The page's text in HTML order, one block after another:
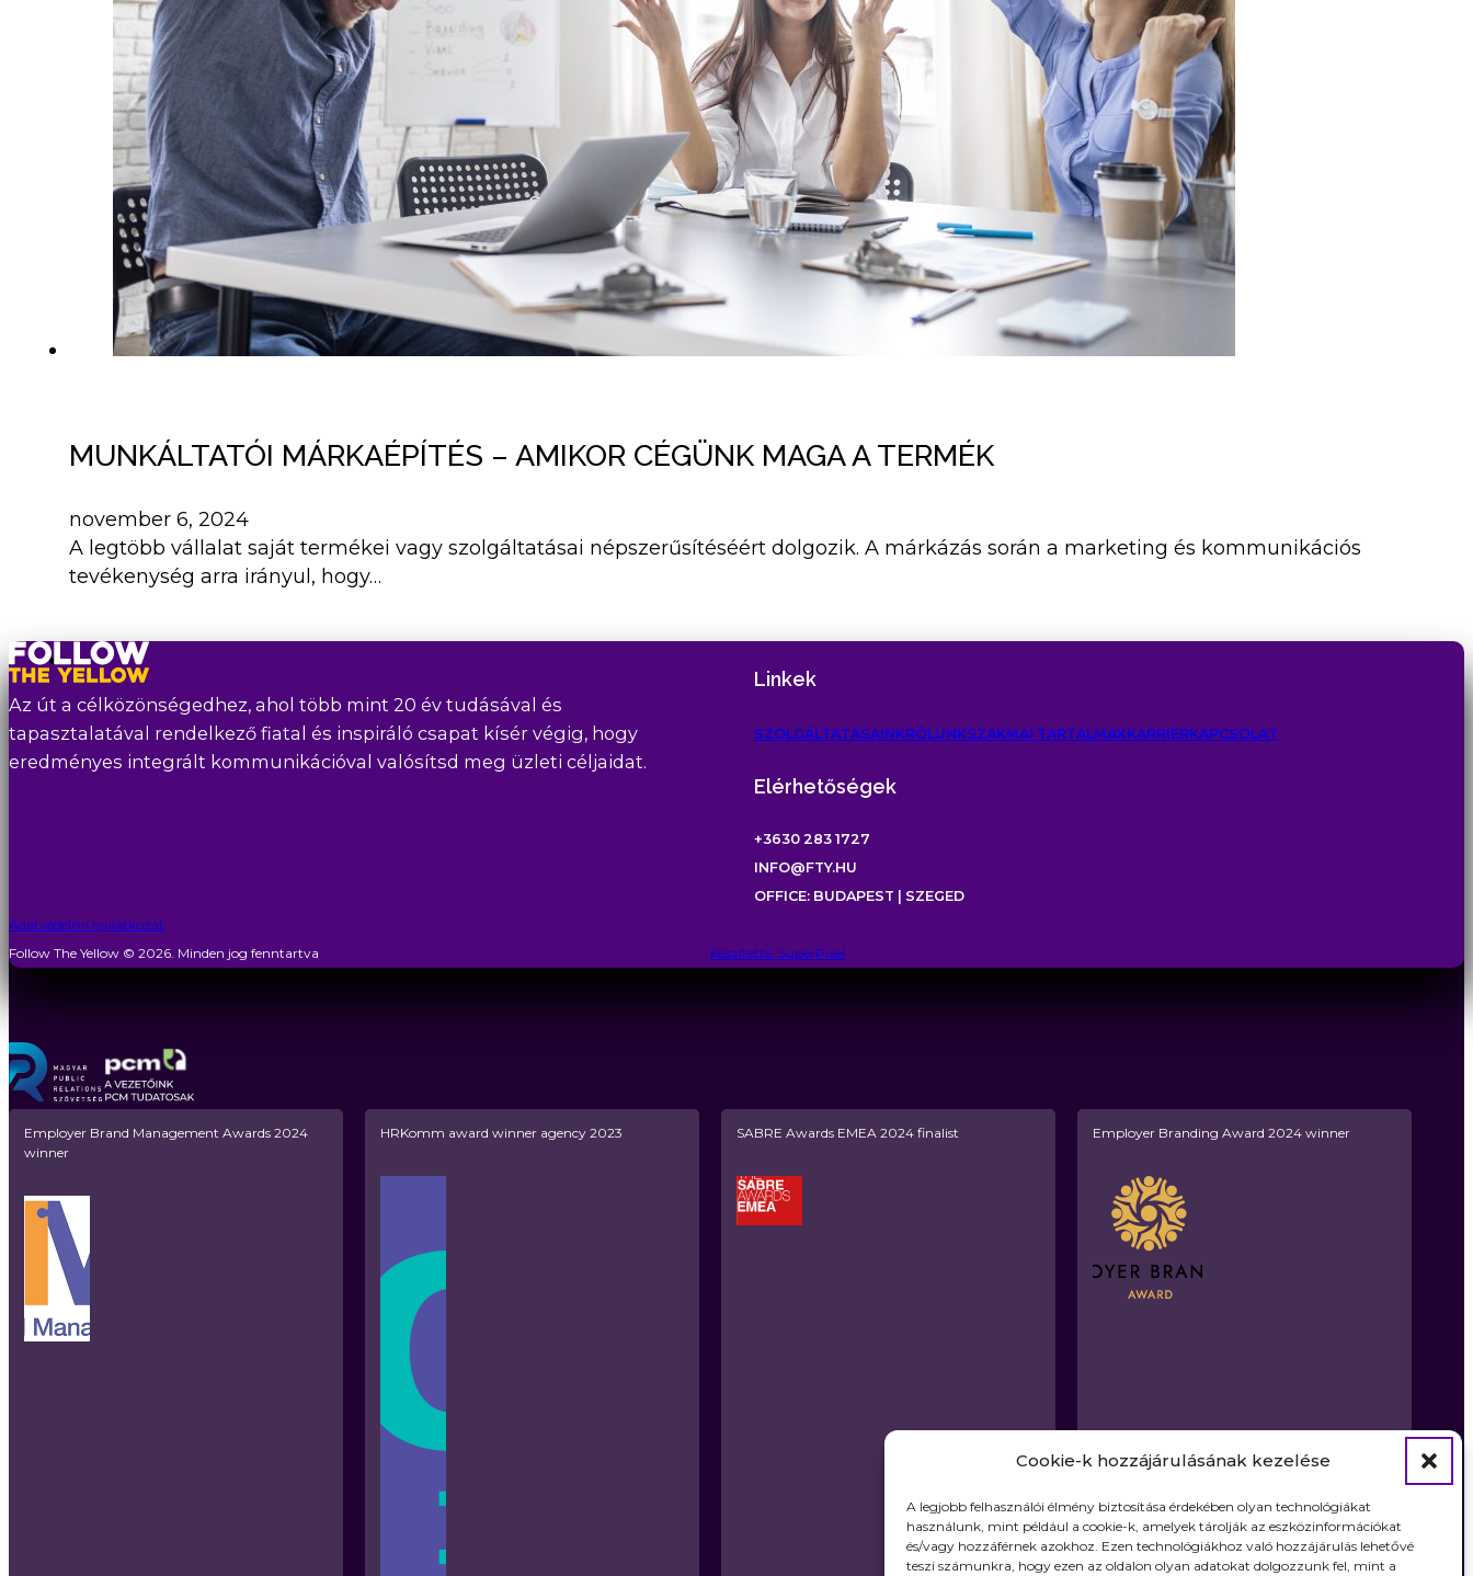
Cookie-k hozzájárulásának kezelése
A legjobb felhasználói élmény biztosítása érdekében olyan technológiákat
használunk, mint például a cookie-k, amelyek tárolják az eszközinformációkat
és/vagy hozzáférnek azokhoz. Ezen technológiákhoz való hozzájárulás lehetővé
teszi számunkra, hogy ezen az oldalon olyan adatokat dolgozzunk fel, mint a
MUNKÁLTATÓI MÁRKAÉPÍTÉS – AMIKOR CÉGÜNK MAGA A TERMÉK
november 6, 2024
A legtöbb vállalat saját termékei vagy szolgáltatásai népszerűsítéséért dolgozik. A márkázás során a marketing és kommunikációs
tevékenység arra irányul, hogy…
Az út a célközönségedhez, ahol több mint 20 év tudásával és
tapasztalatával rendelkező fiatal és inspiráló csapat kísér végig, hogy
eredményes integrált kommunikációval valósítsd meg üzleti céljaidat.
Linkek
SZOLGÁLTATÁSAINKRÓLUNKSZAKMAI TARTALMAKKARRIERKAPCSOLAT
Elérhetőségek
+3630 283 1727
INFO@FTY.HU
OFFICE: BUDAPEST | SZEGED
Adatvédelmi nyilatkozat
Follow The Yellow © 2026. Minden jog fenntartva
Készítette: SuperPixel
Employer Brand Management Awards 2024
winner
HRKomm award winner agency 2023 SABRE Awards EMEA 2024 finalist Employer Branding Award 2024 winner